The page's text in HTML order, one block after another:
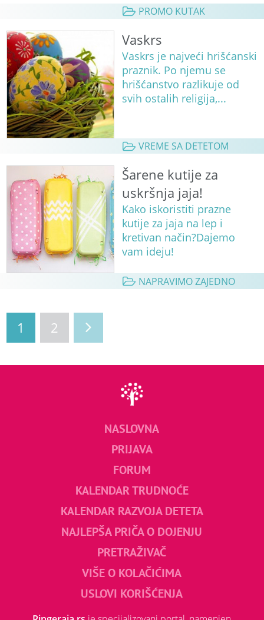
PROMO KUTAK
Vaskrs
Vaskrs je najveći hrišćanski
praznik. Po njemu se
hrišćanstvo razlikuje od
svih ostalih religija,...
VREME SA DETETOM
Šarene kutije za
uskršnja jaja!
Kako iskoristiti prazne
kutije za jaja na lep i
kretivan način?Dajemo
vam ideju!
NAPRAVIMO ZAJEDNO
1 2
NASLOVNA
PRIJAVA
FORUM
KALENDAR TRUDNOĆE
KALENDAR RAZVOJA DETETA
NAJLEPŠA PRIČA O DOJENJU
PRETRAŽIVAČ
VIŠE O KOLAČIĆIMA
USLOVI KORIŠĆENJA